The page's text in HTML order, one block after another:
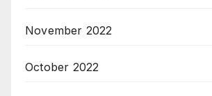
November 2022
October 2022